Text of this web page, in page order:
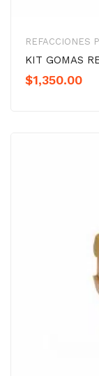
REFACCIONES
KIT GOMAS
$1,350.00